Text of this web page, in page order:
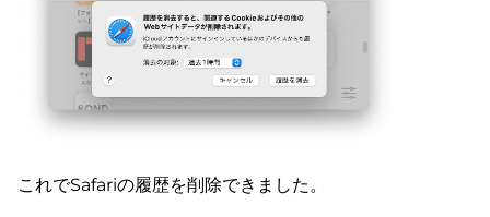
これでSafariの履歴を削除できました。